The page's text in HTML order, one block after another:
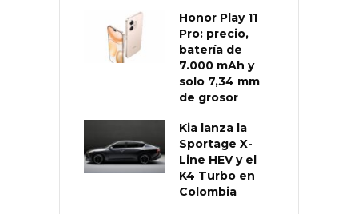
Honor Play 11
Pro: precio,
batería de
7.000 mAh y
solo 7,34 mm
de grosor
Kia lanza la
Sportage X-
Line HEV y el
K4 Turbo en
Colombia